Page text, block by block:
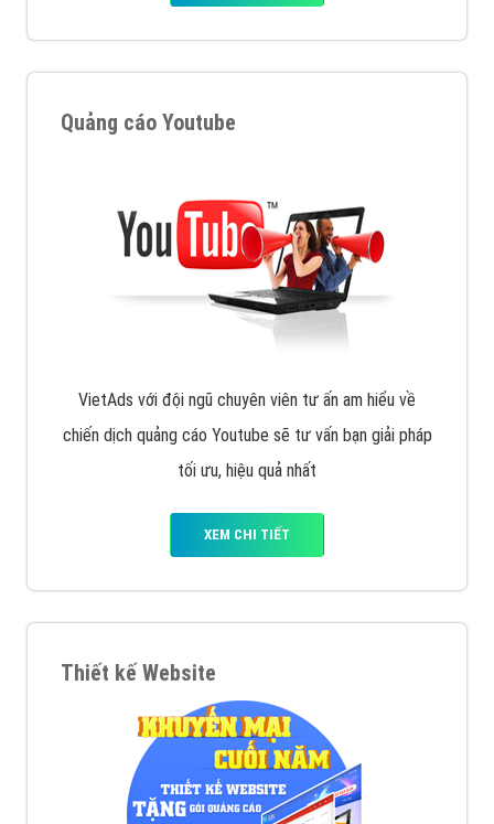
Quảng cáo Youtube
VietAds với đội ngũ chuyên viên tư ấn am hiểu về
chiến dịch quảng cáo Youtube sẽ tư vấn bạn giải pháp
tối ưu, hiệu quả nhất
XEM CHI TIẾT
Thiết kế Website